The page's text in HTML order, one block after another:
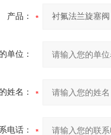
产品：
单位：
姓名：
电话：